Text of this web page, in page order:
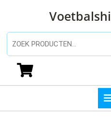
inhoudZoeken naar: